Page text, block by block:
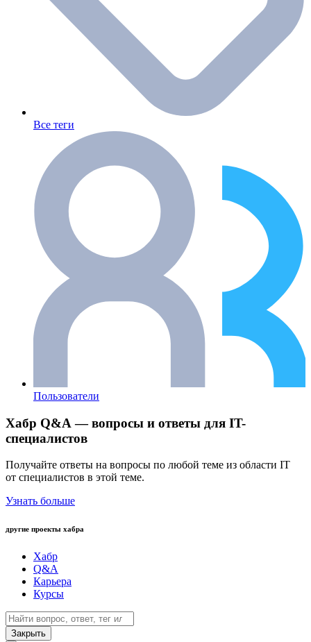
Все теги
Пользователи
Хабр Q&A — вопросы и ответы для IT-
специалистов
Получайте ответы на вопросы по любой теме из области IT
от специалистов в этой теме.
Узнать больше
другие проекты хабра
Хабр
Q&A
Карьера
Курсы
Закрыть